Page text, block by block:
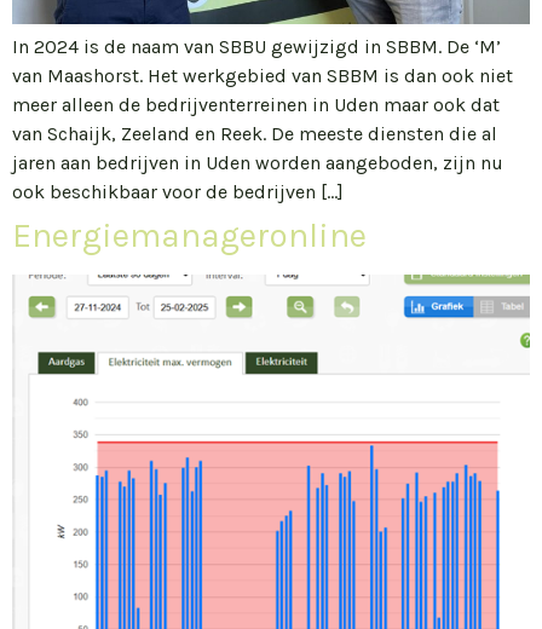
In 2024 is de naam van SBBU gewijzigd in SBBM. De ‘M’
van Maashorst. Het werkgebied van SBBM is dan ook niet
meer alleen de bedrijventerreinen in Uden maar ook dat
van Schaijk, Zeeland en Reek. De meeste diensten die al
jaren aan bedrijven in Uden worden aangeboden, zijn nu
ook beschikbaar voor de bedrijven […]
Energiemanageronline